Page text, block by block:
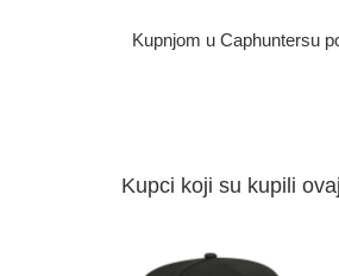
Kupnjom u Caphuntersu
Kupci koji su kupili